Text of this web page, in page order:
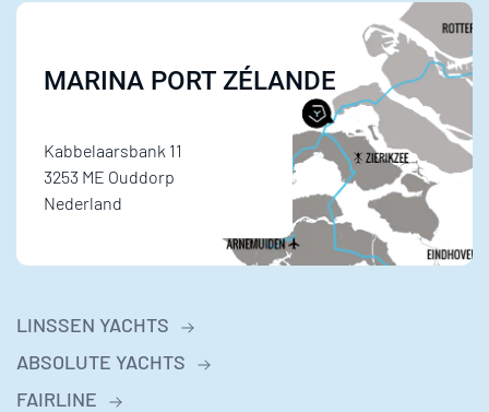
MARINA PORT ZÉLANDE
Kabbelaarsbank 11
3253 ME Ouddorp
Nederland
LINSSEN YACHTS
ABSOLUTE YACHTS
FAIRLINE